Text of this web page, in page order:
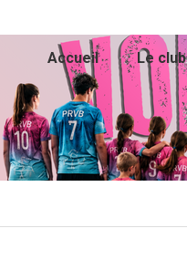
Accueil Le club